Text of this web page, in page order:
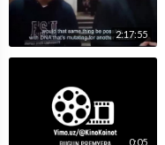
2:17:55
0:05